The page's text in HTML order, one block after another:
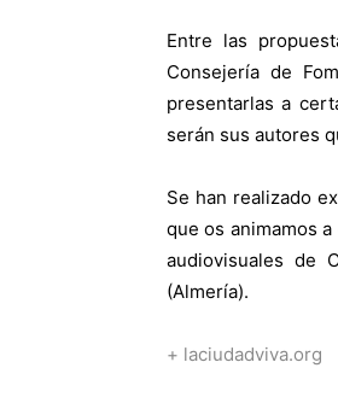
Entre las
Consejería de
presentarlas a
serán sus autores
Se han realizado
que os animamos
audiovisuales de
(Almería).
+ laciudadviva.org